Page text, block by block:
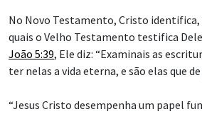
No Novo Testamento, Cristo
quais o Velho Testamento testifica
João 5:39, Ele diz: “Examinais as
ter nelas a vida eterna, e são elas que
“Jesus Cristo desempenha um papel